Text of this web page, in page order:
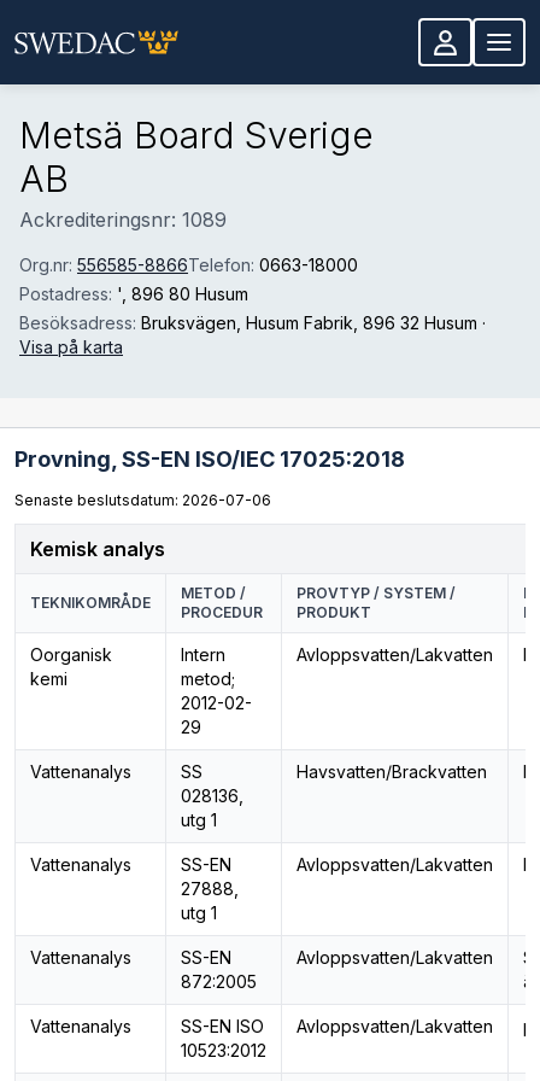
Metsä Board Sverige
AB
Ackrediteringsnr: 1089
Org.nr: 556585-8866Telefon: 0663-18000
Postadress: ' , 896 80 Husum
Besöksadress: Bruksvägen, Husum Fabrik , 896 32 Husum ·
Visa på karta
Provning, SS-EN ISO/IEC 17025:2018
Senaste beslutsdatum: 2026-07-06
Kemisk analys
TEKNIKOMRÅDE
METOD /
PROCEDUR
PROVTYP / SYSTEM /
PRODUKT
Oorganisk
kemi
Intern
metod;
2012-02-
29
Avloppsvatten/Lakvatten
Vattenanalys
SS
028136,
utg 1
Havsvatten/Brackvatten
Vattenanalys
SS-EN
27888,
utg 1
Avloppsvatten/Lakvatten
Vattenanalys
SS-EN
872:2005
Avloppsvatten/Lakvatten
Vattenanalys
SS-EN ISO
10523:2012
Avloppsvatten/Lakvatten